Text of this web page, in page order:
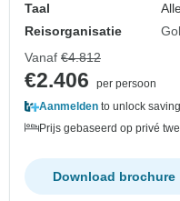
Taal
Reisorganisatie
Vanaf €4.812
€2.406
per persoon
Aanmelden to unlock
Prijs gebaseerd op privé
Download brochure